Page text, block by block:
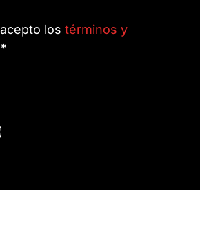
los términos y
*